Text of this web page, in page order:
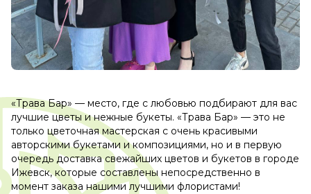
«Трава Бар» — место, где с любовью подбирают для вас
лучшие цветы и нежные букеты. «Трава Бар» — это не
только цветочная мастерская с очень красивыми
авторскими букетами и композициями, но и в первую
очередь доставка свежайших цветов и букетов в городе
Ижевск, которые составлены непосредственно в
момент заказа нашими лучшими флористами!